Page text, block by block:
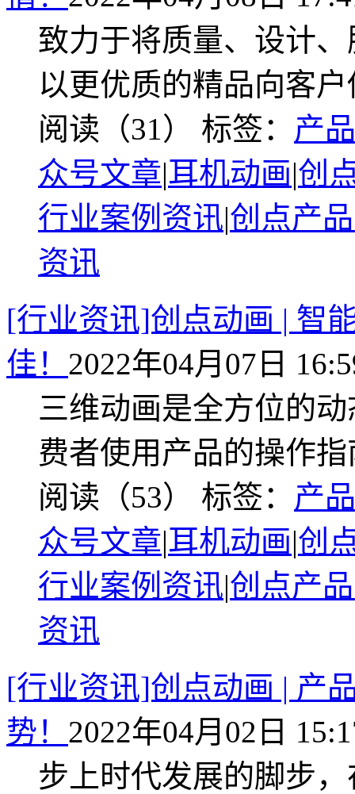
致力于将质量、设计
以更优质的精品向客
阅读（31） 标签： 产
众号文章|耳机动画|创
行业案例资讯|创点产
资讯
[行业资讯]创点动画 | 智
佳！ 2022年04月07日
三维动画是全方位的
费者使用产品的操作指
阅读（53） 标签： 产
众号文章|耳机动画|创
行业案例资讯|创点产
资讯
[行业资讯]创点动画 | 产
势！ 2022年04月02日
步上时代发展的脚步